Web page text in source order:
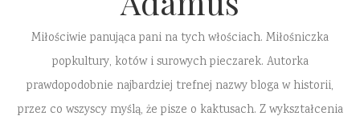
Miłościwie panująca pani na tych włościach. Miłośniczka
popkultury, kotów i surowych pieczarek. Autorka
prawdopodobnie najbardziej trefnej nazwy bloga w historii,
przez co wszyscy myślą, że pisze o kaktusach. Z wykształcenia